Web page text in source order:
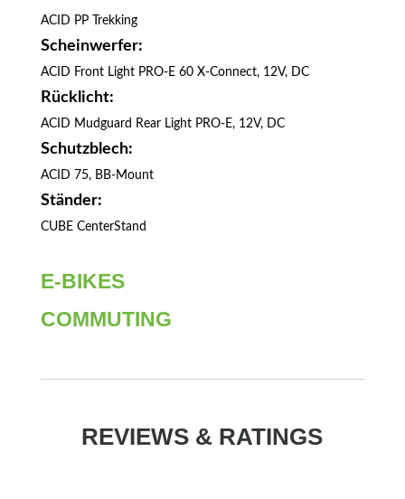
ACID PP Trekking
Scheinwerfer:
ACID Front Light PRO-E 60 X-Connect, 12V, DC
Rücklicht:
ACID Mudguard Rear Light PRO-E, 12V, DC
Schutzblech:
ACID 75, BB-Mount
Ständer:
CUBE CenterStand
E-BIKES
COMMUTING
REVIEWS & RATINGS